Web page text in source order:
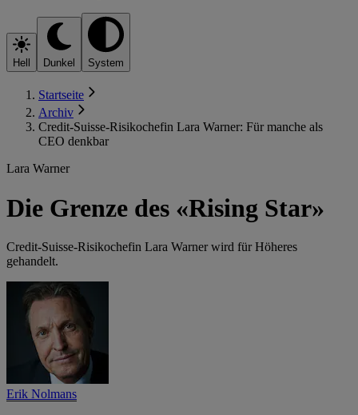
Hell Dunkel System
Startseite
Archiv
Credit-Suisse-Risikochefin Lara Warner: Für manche als
CEO denkbar
Lara Warner
Die Grenze des «Rising Star»
Credit-Suisse-Risikochefin Lara Warner wird für Höheres
gehandelt.
Erik Nolmans